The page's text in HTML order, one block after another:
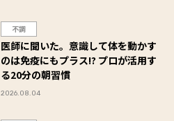
不調
医師に聞いた。意識して体を動かす
のは免疫にもプラス!? プロが活用す
る20分の朝習慣
2026.08.04